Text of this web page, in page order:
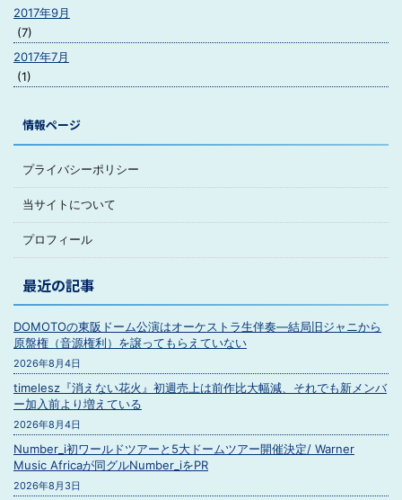
2017年9月
(7)
2017年7月
(1)
情報ページ
プライバシーポリシー
当サイトについて
プロフィール
最近の記事
DOMOTOの東阪ドーム公演はオーケストラ生伴奏―結局旧ジャニから
原盤権（音源権利）を譲ってもらえていない
2026年8月4日
timelesz『消えない花火』初週売上は前作比大幅減、それでも新メンバ
ー加入前より増えている
2026年8月4日
Number_i初ワールドツアーと5大ドームツアー開催決定/ Warner
Music Africaが同グルNumber_iをPR
2026年8月3日